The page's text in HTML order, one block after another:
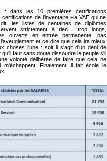
dans les 10 premières certifications
de l'inventaire +la VAE qui ne
les listes de centaines de diplômes
strictement à rien : trop longs,
ouverts en entrée permanente, pas
et ce dire que cela ira mieux
choses l'une : soit il s'agit d'un déni de
faut sans doute dissoudre le peuple s'il
volonté délibérée de faire que cela ne
Finalement, il fait école le